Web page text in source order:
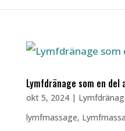
Lymfdränage som en
okt 5, 2024|
lymfmassage,